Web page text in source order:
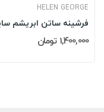
HELEN GEORGE
1,400,000 تومان